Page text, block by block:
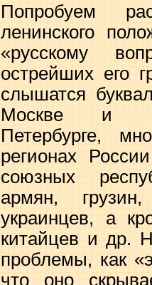
Попробуем
ленинского
«русскому
острейших его
слышатся
Москве и
Петербурге,
регионах
союзных
армян,
украинцев, а
китайцев и др.
проблемы, как
что оно